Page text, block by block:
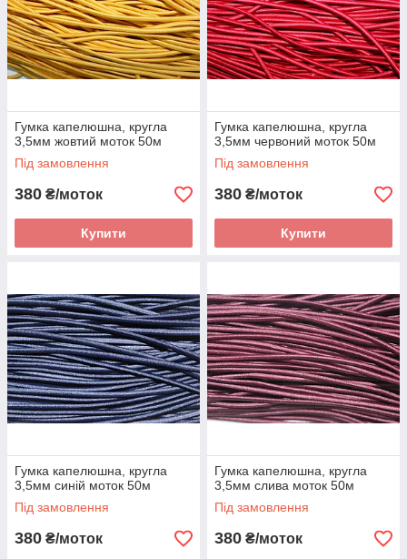
Гумка капелюшна, кругла
3,5мм жовтий моток 50м
Під замовлення
380 ₴/моток
Купити
Гумка капелюшна, кругла
3,5мм червоний моток 50м
Під замовлення
380 ₴/моток
Купити
Гумка капелюшна, кругла
3,5мм синій моток 50м
Під замовлення
380 ₴/моток
Гумка капелюшна, кругла
3,5мм слива моток 50м
Під замовлення
380 ₴/моток